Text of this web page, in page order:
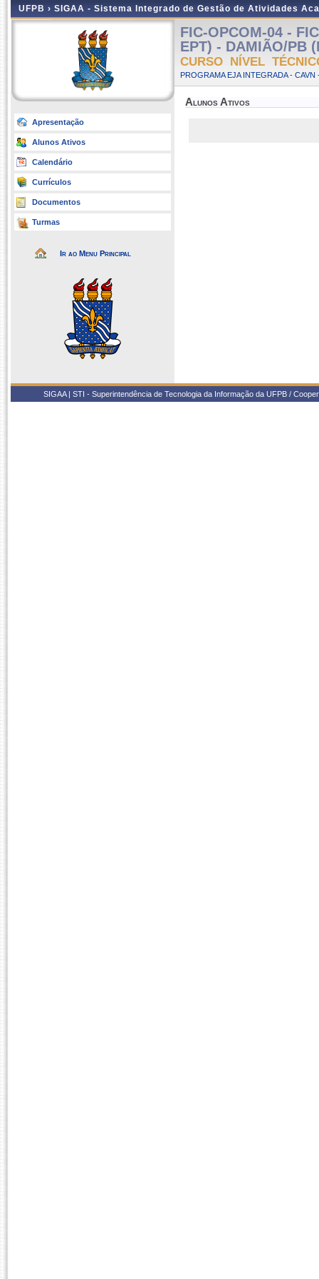
UFPB › SIGAA - Sistema Integrado de Gestão de Atividades
Apresentação
Alunos Ativos
Calendário
Currículos
Documentos
Turmas
Ir ao Menu Principal
FIC-OPCOM-04 -
EPT) - DAMIÃO/PB
CURSO NÍVEL
PROGRAMA EJA INTEGRADA - CAVN
Alunos Ativos
SIGAA | STI - Superintendência de Tecnologia da Informação da UFPB /